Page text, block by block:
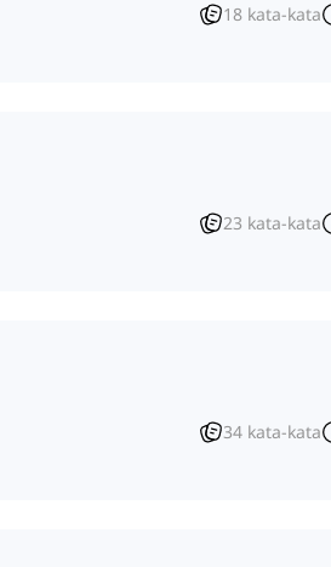
18 kata-kata
23 kata-kata
34 kata-kata